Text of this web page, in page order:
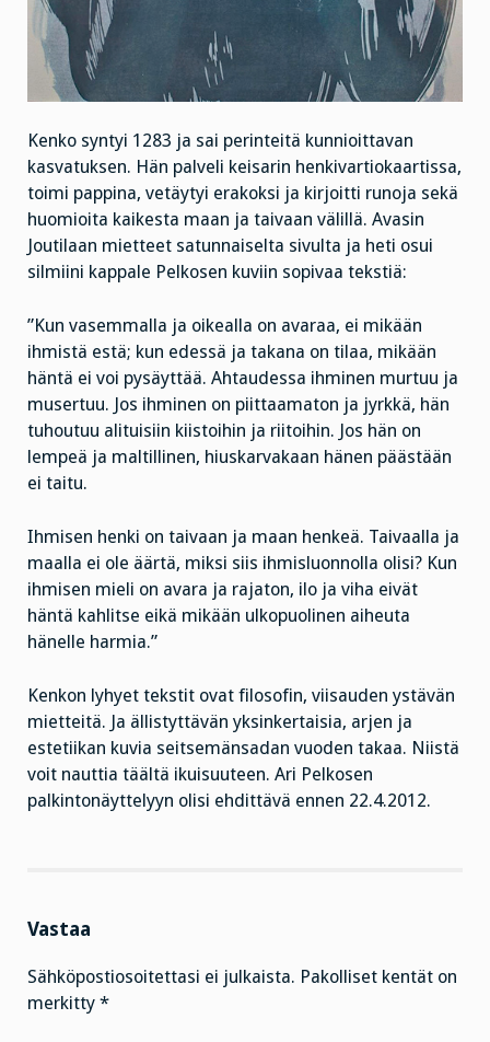
Kenko syntyi 1283 ja sai perinteitä kunnioittavan
kasvatuksen. Hän palveli keisarin henkivartiokaartissa,
toimi pappina, vetäytyi erakoksi ja kirjoitti runoja sekä
huomioita kaikesta maan ja taivaan välillä. Avasin
Joutilaan mietteet satunnaiselta sivulta ja heti osui
silmiini kappale Pelkosen kuviin sopivaa tekstiä:
”Kun vasemmalla ja oikealla on avaraa, ei mikään
ihmistä estä; kun edessä ja takana on tilaa, mikään
häntä ei voi pysäyttää. Ahtaudessa ihminen murtuu ja
musertuu. Jos ihminen on piittaamaton ja jyrkkä, hän
tuhoutuu alituisiin kiistoihin ja riitoihin. Jos hän on
lempeä ja maltillinen, hiuskarvakaan hänen päästään
ei taitu.
Ihmisen henki on taivaan ja maan henkeä. Taivaalla ja
maalla ei ole äärtä, miksi siis ihmisluonnolla olisi? Kun
ihmisen mieli on avara ja rajaton, ilo ja viha eivät
häntä kahlitse eikä mikään ulkopuolinen aiheuta
hänelle harmia.”
Kenkon lyhyet tekstit ovat filosofin, viisauden ystävän
mietteitä. Ja ällistyttävän yksinkertaisia, arjen ja
estetiikan kuvia seitsemänsadan vuoden takaa. Niistä
voit nauttia täältä ikuisuuteen. Ari Pelkosen
palkintonäyttelyyn olisi ehdittävä ennen 22.4.2012.
Vastaa
Sähköpostiosoitettasi ei julkaista. Pakolliset kentät on
merkitty *